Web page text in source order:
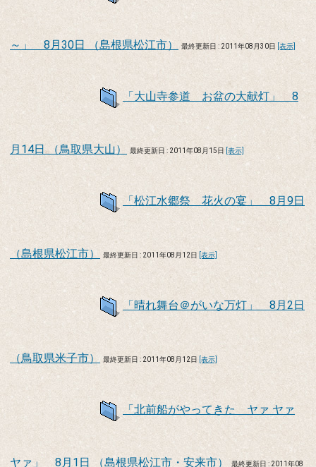
～」 8月30日 （島根県松江市） 最終更新日 : 2011年08月30日 [表示]
「大山寺参道 お盆の大献灯」 8
月14日 （鳥取県大山） 最終更新日 : 2011年08月15日 [表示]
「松江水郷祭 花火の宴」 8月9日
（島根県松江市） 最終更新日 : 2011年08月12日 [表示]
「晴れ舞台＠がいな万灯」 8月2日
（鳥取県米子市） 最終更新日 : 2011年08月12日 [表示]
「北前船がやってきた ヤァ ヤァ
ヤァ」 8月1日 （島根県松江市・安来市）
最終更新日 : 2011年08